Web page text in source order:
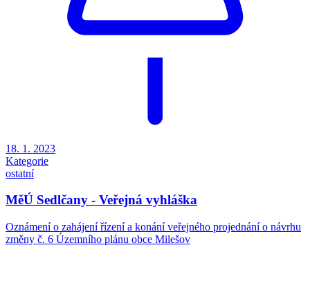
18. 1. 2023
Kategorie
ostatní
MěÚ Sedlčany - Veřejná vyhláška
Oznámení o zahájení řízení a konání veřejného projednání o návrhu
změny č. 6 Územního plánu obce Milešov